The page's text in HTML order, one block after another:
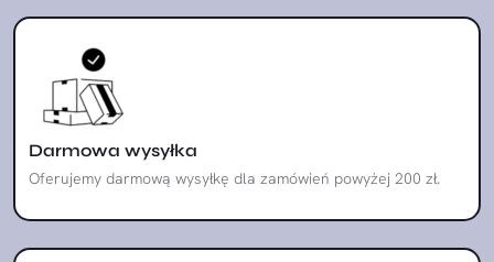
Darmowa wysyłka
Oferujemy darmową wysyłkę dla zamówień powyżej 200 zł.